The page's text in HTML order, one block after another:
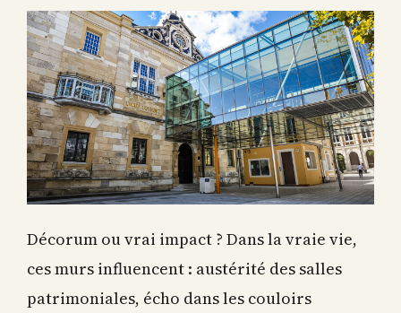
Décorum ou vrai impact ? Dans la vraie vie,
ces murs influencent : austérité des salles
patrimoniales, écho dans les couloirs